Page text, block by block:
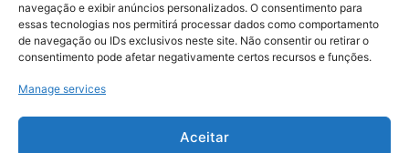
navegação e exibir anúncios personalizados. O consentimento para
essas tecnologias nos permitirá processar dados como comportamento
de navegação ou IDs exclusivos neste site. Não consentir ou retirar o
consentimento pode afetar negativamente certos recursos e funções.
Manage services
Aceitar
Ockara é uma plataforma multicultural e criativa. Nossa proposta é
oferecer o máximo de ferramentas para realizadores e
gerenciadores de espaços criativos e culturais.